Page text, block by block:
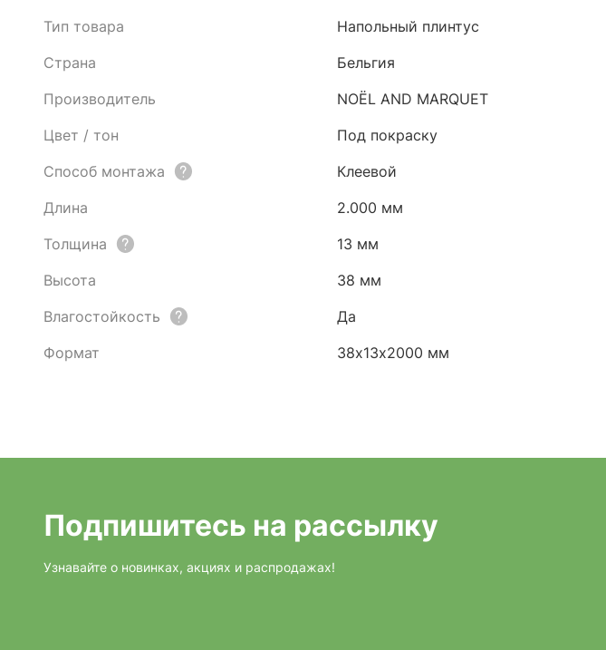
Тип товара
Напольный плинтус
Страна
Бельгия
Производитель
NOЁL AND MARQUET
Цвет / тон
Под покраску
Способ монтажа
Клеевой
Длина
2.000 мм
Толщина
13 мм
Высота
38 мм
Влагостойкость
Да
Формат
38х13х2000 мм
Подпишитесь на рассылку
Узнавайте о новинках, акциях и распродажах!